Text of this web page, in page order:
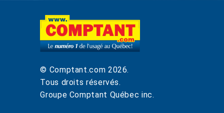
© Comptant.com 2026.
Tous droits réservés.
Groupe Comptant Québec inc.